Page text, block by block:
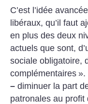
C’est l’idée
libéraux, qu’il faut
en plus des deux
actuels que sont,
sociale obligatoire,
complémentaires ».
– diminuer la part
patronales au